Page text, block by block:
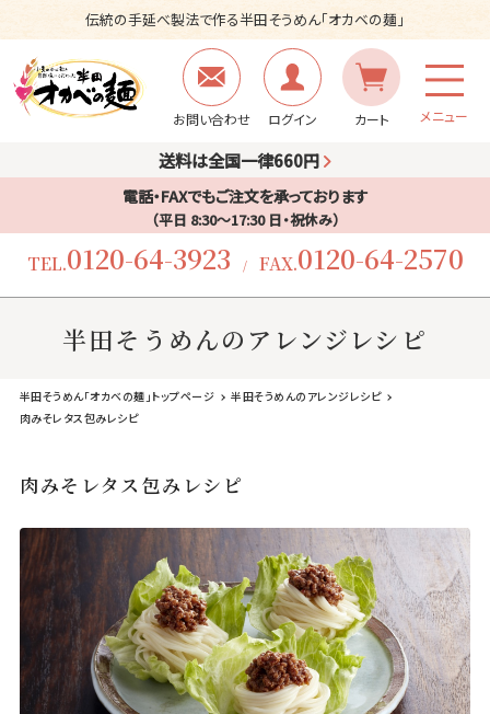
伝統の手延べ製法で作る半田そうめん「オカベの麺」
お問い合わせ ログイン カート メニュー
送料は全国一律660円
電話・FAXでもご注文を承っております
（平日 8:30〜17:30 日・祝休み）
TEL.0120-64-3923 / FAX.0120-64-2570
半田そうめんのアレンジレシピ
半田そうめん「オカベの麺」トップページ
半田そうめんのアレンジレシピ
肉みそレタス包みレシピ
肉みそレタス包みレシピ